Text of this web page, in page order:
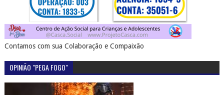
Contamos com sua Colaboração e Compaixão
OPINIÃO "PEGA FOGO"